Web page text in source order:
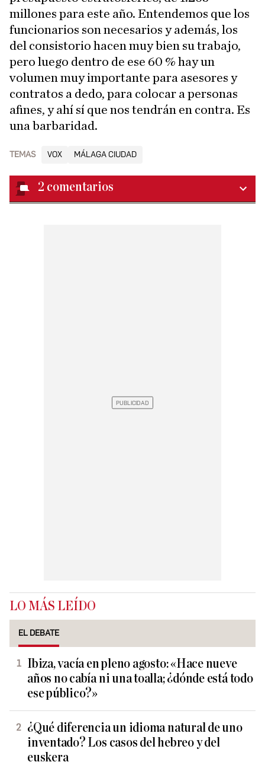
millones para este año. Entendemos que los
funcionarios son necesarios y además, los
del consistorio hacen muy bien su trabajo,
pero luego dentro de ese 60 % hay un
volumen muy importante para asesores y
contratos a dedo, para colocar a personas
afines, y ahí sí que nos tendrán en contra. Es
una barbaridad.
TEMAS VOX MÁLAGA CIUDAD
2 comentarios
LO MÁS LEÍDO
EL DEBATE
Ibiza, vacía en pleno agosto: «Hace nueve
años no cabía ni una toalla; ¿dónde está todo
ese público?»
¿Qué diferencia un idioma natural de uno
inventado? Los casos del hebreo y del
euskera